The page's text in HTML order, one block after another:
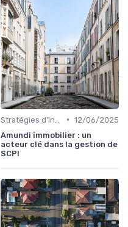
• 12/06/2025
Amundi immobilier : un
acteur clé dans la gestion de
SCPI